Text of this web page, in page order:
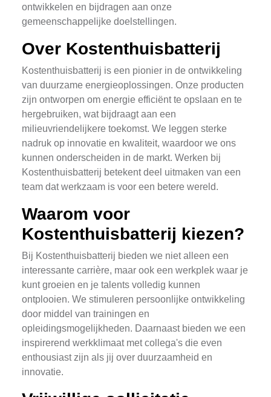
ontwikkelen en bijdragen aan onze
gemeenschappelijke doelstellingen.
Over Kostenthuisbatterij
Kostenthuisbatterij is een pionier in de ontwikkeling
van duurzame energieoplossingen. Onze producten
zijn ontworpen om energie efficiënt te opslaan en te
hergebruiken, wat bijdraagt aan een
milieuvriendelijkere toekomst. We leggen sterke
nadruk op innovatie en kwaliteit, waardoor we ons
kunnen onderscheiden in de markt. Werken bij
Kostenthuisbatterij betekent deel uitmaken van een
team dat werkzaam is voor een betere wereld.
Waarom voor
Kostenthuisbatterij kiezen?
Bij Kostenthuisbatterij bieden we niet alleen een
interessante carrière, maar ook een werkplek waar je
kunt groeien en je talents volledig kunnen
ontplooien. We stimuleren persoonlijke ontwikkeling
door middel van trainingen en
opleidingsmogelijkheden. Daarnaast bieden we een
inspirerend werkklimaat met collega's die even
enthousiast zijn als jij over duurzaamheid en
innovatie.